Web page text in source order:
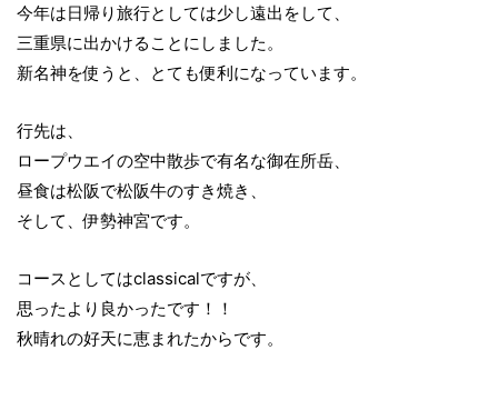
今年は日帰り旅行としては少し遠出をして、
三重県に出かけることにしました。
新名神を使うと、とても便利になっています。
行先は、
ロープウエイの空中散歩で有名な御在所岳、
昼食は松阪で松阪牛のすき焼き、
そして、伊勢神宮です。
コースとしてはclassicalですが、
思ったより良かったです！！
秋晴れの好天に恵まれたからです。